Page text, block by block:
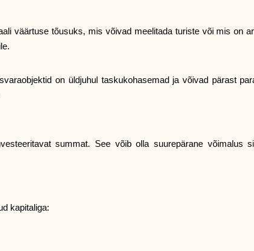
Voorude ajalugu
Võta meiega
väärtuse tõusuks, mis võivad meelitada turiste või mis on
on üldjuhul taskukohasemad ja võivad pärast
summat. See võib olla suurepärane võimalus
kapitaliga: